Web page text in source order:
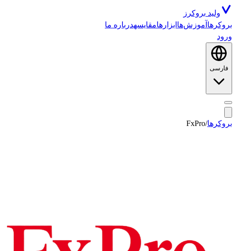
ولید بروکرز
بروکرها آموزش‌ها ابزارهامقایسهدرباره ما
ورود
فارسی
بروکرها/
FxPro